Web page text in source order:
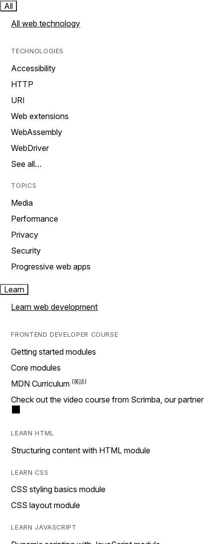
All
All web technology
TECHNOLOGIES
Accessibility
HTTP
URI
Web extensions
WebAssembly
WebDriver
See all…
TOPICS
Media
Performance
Privacy
Security
Progressive web apps
Learn
Learn web development
FRONTEND DEVELOPER COURSE
Getting started modules
Core modules
MDN Curriculum
Check out the video course from Scrimba, our partner
LEARN HTML
Structuring content with HTML module
LEARN CSS
CSS styling basics module
CSS layout module
LEARN JAVASCRIPT